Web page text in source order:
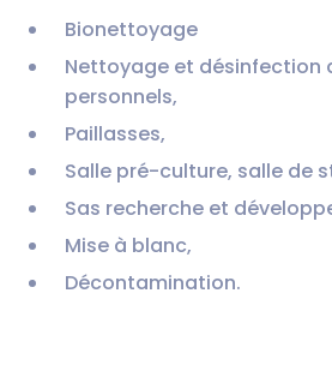
Bionettoyage
Nettoyage et désinfection
personnels,
Paillasses,
Salle pré-culture, salle de
Sas recherche et
Mise à blanc,
Décontamination.